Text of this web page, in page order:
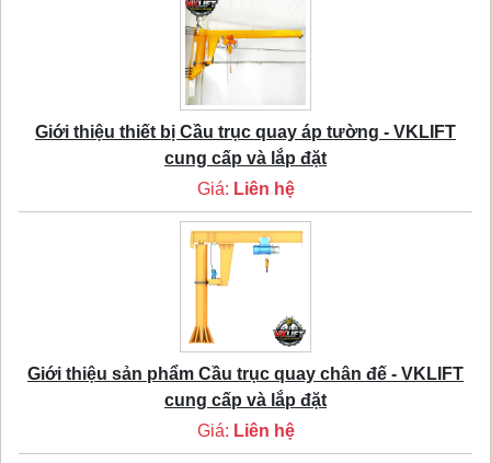
Giới thiệu thiết bị Cầu trục quay áp tường - VKLIFT
cung cấp và lắp đặt
Giá: Liên hệ
Giới thiệu sản phẩm Cầu trục quay chân đế - VKLIFT
cung cấp và lắp đặt
Giá: Liên hệ